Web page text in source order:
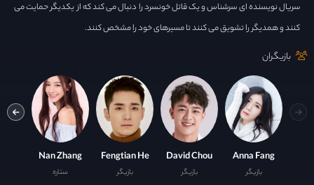
سریال نویسنده ای سرشناس و یک قاتل خونسرد را دنبال می کند که از یکدیگر حمایت می
کنند و همدیگر را تشویق می کنند تا مسیرهای خود را مشخص کنند.
بازیگران
Anna Fang
بازیگر
David Chou
بازیگر
Fengtian He
بازیگر
Nan Zhang
ستاره